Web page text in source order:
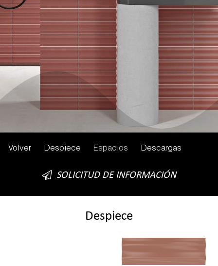
Volver Despiece Espacios Descargas
SOLICITUD DE INFORMACIÓN
Despiece